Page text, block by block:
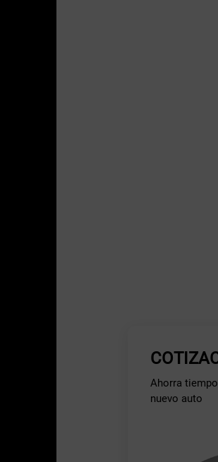
Ahorra
nuevo auto